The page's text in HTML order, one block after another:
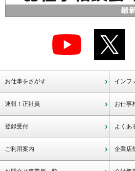
お仕事をさがす インフ
速報！正社員 お仕事
登録受付 よくあ
ご利用案内 企業店